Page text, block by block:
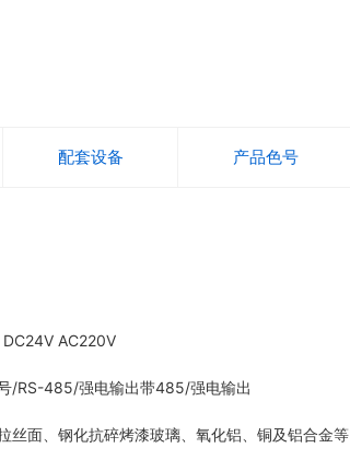
配套设备 产品色号
AC220V
RS-485/强电输出带485/强电输出
面、钢化抗碎烤漆玻璃、氧化铝、铜及铝合金等